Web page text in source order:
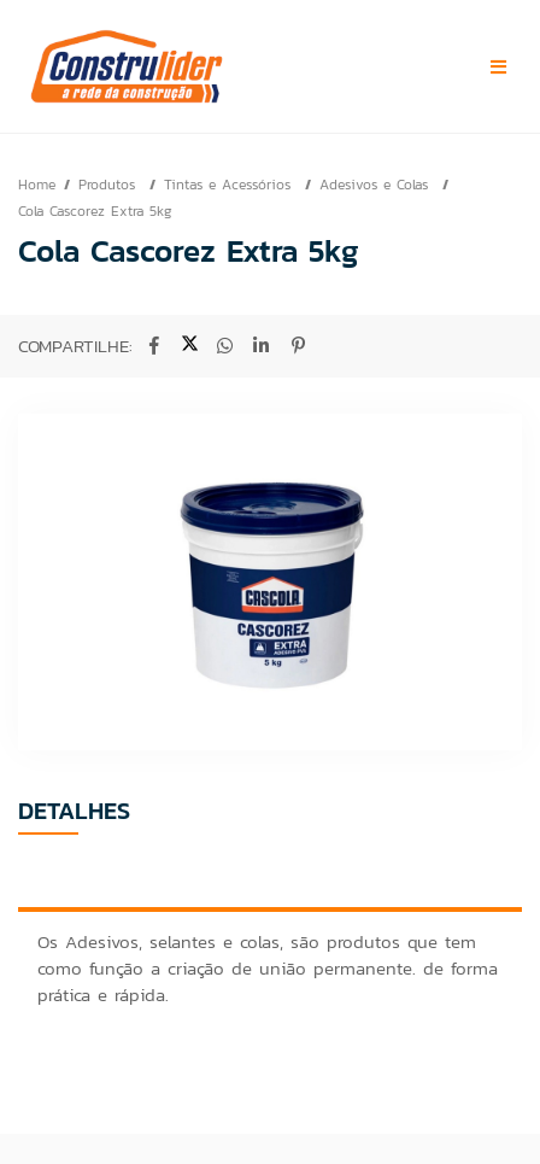
Home Produtos Tintas e Acessórios
Adesivos e Colas
Cola Cascorez Extra 5kg
Cola Cascorez Extra 5kg
COMPARTILHE:
DETALHES
Os Adesivos, selantes e colas, são produtos que tem
como função a criação de união permanente. de forma
prática e rápida.